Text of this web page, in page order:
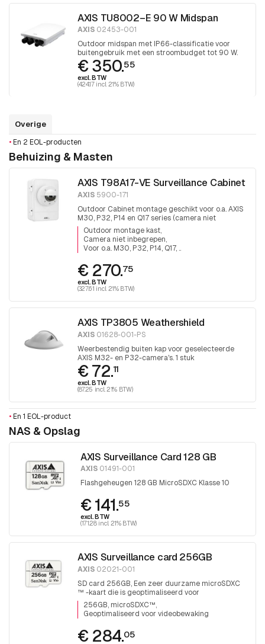
AXIS TU8002–E 90 W Midspan
AXIS 02453-001
Outdoor midspan met IP66-classificatie voor
buitengebruik met een stroombudget tot 90 W.
€ 350.55
excl. BTW
(424.17 incl. 21% BTW)
Overige
• En 2 EOL-producten
Behuizing & Masten
AXIS T98A17-VE Surveillance Cabinet
AXIS 5900-171
Outdoor Cabinet montage geschikt voor o.a. AXIS
M30, P32, P14 en Q17 series (camera niet
inbegrepen).
Outdoor montage kast
Camera niet inbegrepen
Voor o.a. M30, P32, P14, Q17, ..
€ 270.75
excl. BTW
(327.61 incl. 21% BTW)
AXIS TP3805 Weathershield
AXIS 01628-001-PS
Weerbestendig buiten kap voor geselecteerde
AXIS M32- en P32-camera's. 1 stuk
€ 72.11
excl. BTW
(87.25 incl. 21% BTW)
• En 1 EOL-product
NAS & Opslag
AXIS Surveillance Card 128 GB
AXIS01491-001
Flashgeheugen 128 GB MicroSDXC Klasse 10
€ 141.55
excl. BTW
(171.28 incl. 21% BTW)
AXIS Surveillance card 256GB
AXIS 02021-001
SD card 256GB, Een zeer duurzame microSDXC
™ -kaart die is geoptimaliseerd voor
videobewaking.
256GB, microSDXC™
Geoptimaliseerd voor videobewaking
€ 284.05